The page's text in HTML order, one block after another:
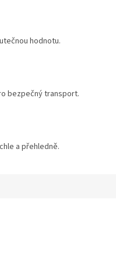
hodnotu.
bezpečný transport.
a přehledně.